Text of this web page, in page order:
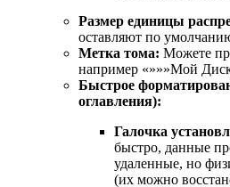
Размер единицы
оставляют по
Метка тома: Можете
например «»»»Мой
Быстрое
оглавления):
Галочка
быстро, данные
удаленные, но
(их можно